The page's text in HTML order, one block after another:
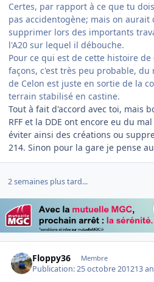
Certes, par rapport à ce que tu
pas accidentogène; mais on
supprimer lors des importants
l'A20 sur lequel il débouche.
Pour ce qui est de cette histoire
façons, c'est très peu probable, du
de Celon est juste en sortie de la
terrain stabilisé en castine.
Tout à fait d'accord avec toi, mais
RFF et la DDE ont encore eu du
éviter ainsi des créations ou
214. Sinon pour la gare je pense
2 semaines plus tard...
Floppy36 Membre
Publication:25 octobre 201213